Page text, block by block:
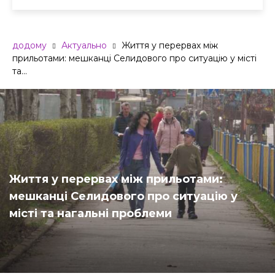
додому Актуально
Життя у перервах між
прильотами: мешканці Селидового про ситуацію у місті
та...
Життя у перервах між прильотами:
мешканці Селидового про ситуацію у
місті та нагальні проблеми